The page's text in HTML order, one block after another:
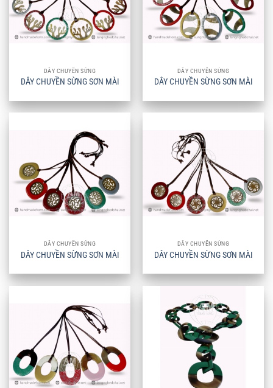
DÂY CHUYỀN SỪNG
DÂY CHUYỀN SỪNG SƠN MÀI
DÂY CHUYỀN SỪNG
DÂY CHUYỀN SỪNG SƠN MÀI
DÂY CHUYỀN SỪNG
DÂY CHUYỀN SỪNG SƠN MÀI
DÂY CHUYỀN SỪNG
DÂY CHUYỀN SỪNG SƠN MÀI